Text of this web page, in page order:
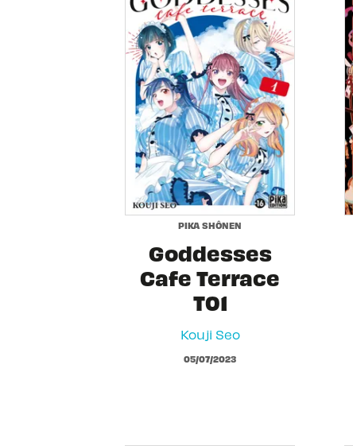
PIKA SHÔNEN
Goddesses
Cafe Terrace
T01
Kouji Seo
05/07/2023